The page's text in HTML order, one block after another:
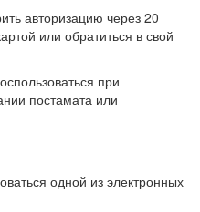
авторизацию через 20
или обратиться в свой
при
постамата или
одной из электронных